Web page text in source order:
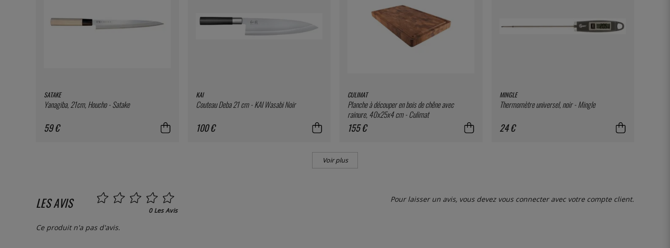
SATAKE
Yanagiba, 21cm, Houcho - Satake
59 €
KAI
Couteau Deba 21 cm - KAI Wasabi Noir
100 €
CULIMAT
Planche à découper en bois de chêne avec
rainure, 40x25x4 cm - Culimat
155 €
MINGLE
Thermomètre universel, noir - Mingle
24 €
Voir plus
LES AVIS 0 Les Avis
Pour laisser un avis, vous devez vous connecteravec votre compte client.
Ce produit n'a pas d'avis.